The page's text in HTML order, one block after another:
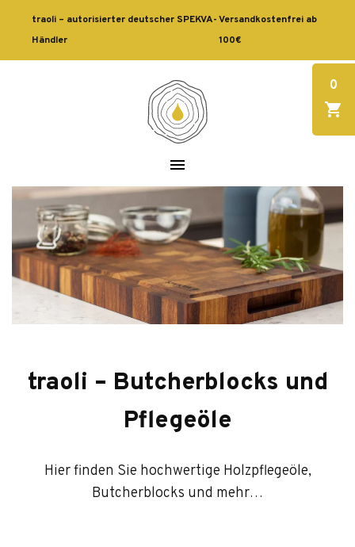
traoli – autorisierter deutscher SPEKVA-
Händler
Versandkostenfrei ab
100€
0
traoli – Butcherblocks und
Pflegeöle
Hier finden Sie hochwertige Holzpflegeöle,
Butcherblocks und mehr…